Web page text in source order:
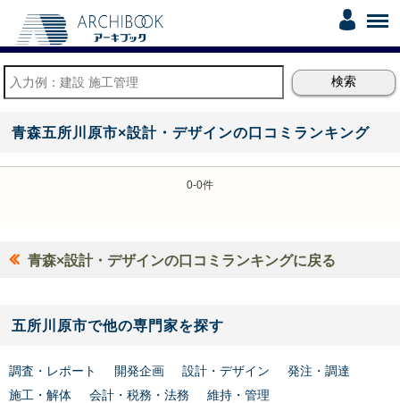
青森五所川原市×設計・デザインの口コミランキング
0-0件
青森×設計・デザインの口コミランキングに戻る
五所川原市で他の専門家を探す
調査・レポート 開発企画 設計・デザイン
発注・調達
施工・解体
会計・税務・法務
維持・管理